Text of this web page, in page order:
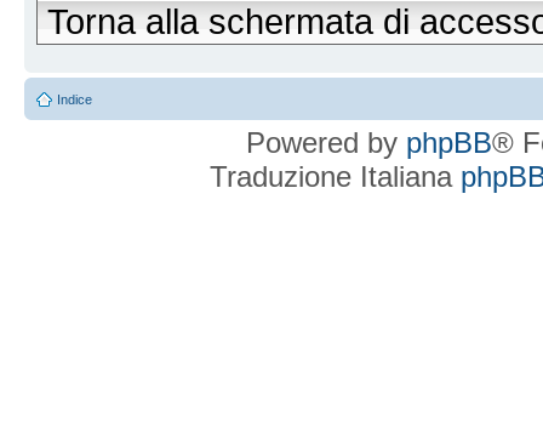
Torna alla schermata di
Indice
Powered by phpBB®
Traduzione Italiana